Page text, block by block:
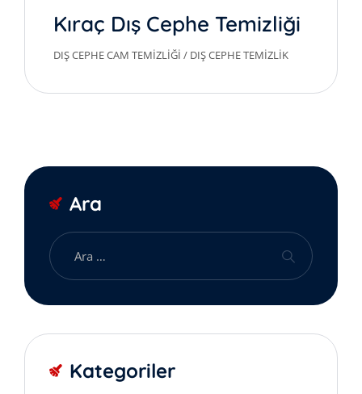
Kıraç Dış Cephe Temizliği
DIŞ CEPHE CAM TEMIZLIĞI / DIŞ CEPHE TEMIZLIK
Ara
Kategoriler